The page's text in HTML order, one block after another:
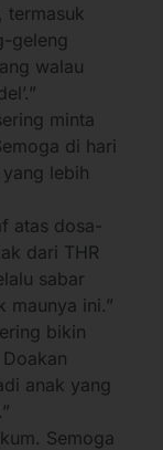
termasuk
geleng
walau
minta
di hari
lebih
atas dosa-
dari THR
sabar
maunya ini.”
bikin
anak yang
Semoga